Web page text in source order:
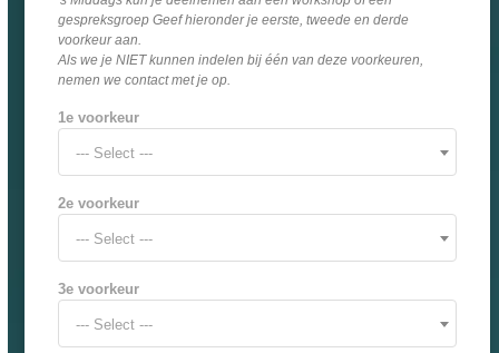
gespreksgroep Geef hieronder je eerste, tweede en derde
voorkeur aan.
Als we je NIET kunnen indelen bij één van deze voorkeuren,
nemen we contact met je op.
1e voorkeur
--- Select ---
2e voorkeur
--- Select ---
3e voorkeur
--- Select ---